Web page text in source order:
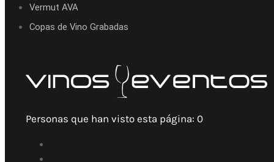
Vermut AVA
Copas de Vino Grabadas
Personas que han visto esta página: 0